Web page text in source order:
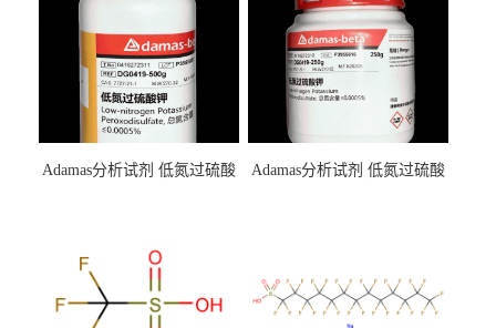
Adamas分析试剂 低氮过硫酸
（泰坦现货供应）
Adamas分析试剂 低氮过硫酸